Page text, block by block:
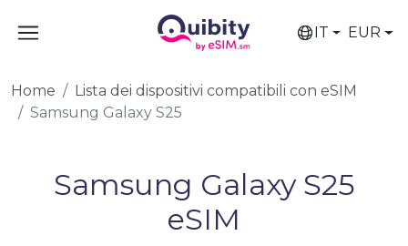
IT EUR
Home
Lista dei dispositivi compatibili con eSIM
Samsung Galaxy S25
Samsung Galaxy S25
eSIM